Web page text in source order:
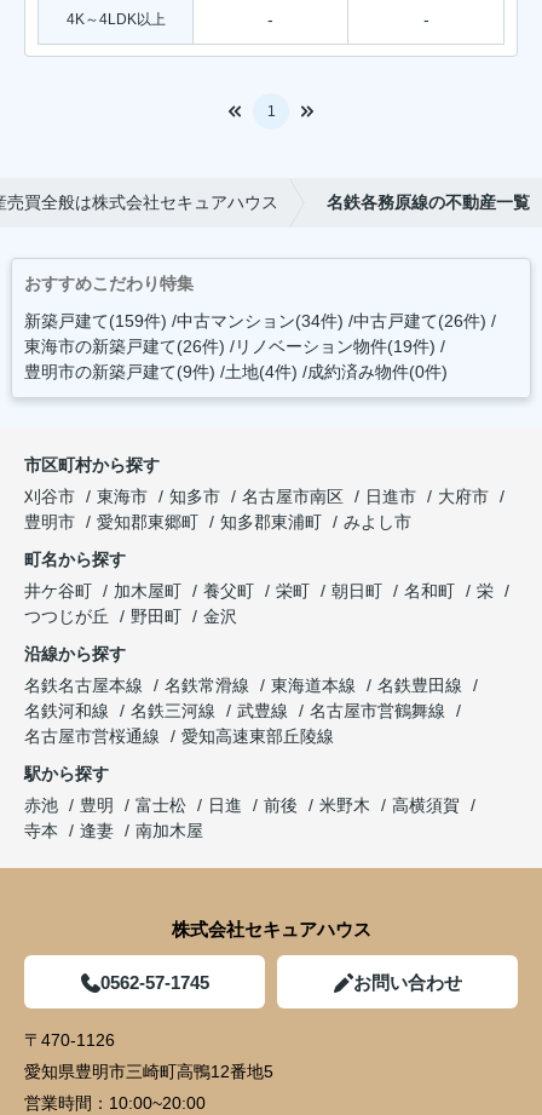
4K～4LDK以上 - -
1
買全般は株式会社セキュアハウス 名鉄各務原線の不動産一覧
おすすめこだわり特集
新築戸建て(159件) 中古マンション(34件) 中古戸建て(26件)
東海市の新築戸建て(26件) リノベーション物件(19件)
豊明市の新築戸建て(9件) 土地(4件) 成約済み物件(0件)
市区町村から探す
刈谷市
東海市 知多市 名古屋市南区 日進市
大府市
豊明市
愛知郡東郷町 知多郡東浦町
みよし市
町名から探す
井ケ谷町
加木屋町 養父町 栄町 朝日町 名和町
栄
つつじが丘
野田町
金沢
沿線から探す
名鉄名古屋本線
名鉄常滑線 東海道本線
名鉄豊田線
名鉄河和線
名鉄三河線 武豊線
名古屋市営鶴舞線
名古屋市営桜通線
愛知高速東部丘陵線
駅から探す
赤池
豊明 富士松 日進 前後 米野木
高横須賀
寺本
逢妻 南加木屋
株式会社セキュアハウス
0562-57-1745 お問い合わせ
〒470-1126
愛知県豊明市三崎町高鴨12番地5
営業時間： 10:00~20:00